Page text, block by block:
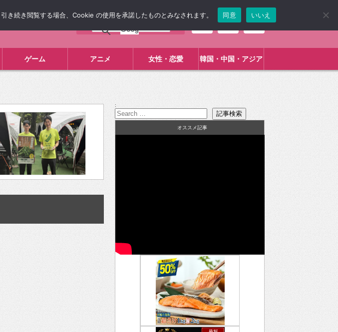
ゲーム アニメ 女性・恋愛 韓国・中国・アジア
:
オススメ記事
続き閲覧する場合、Cookie の使用を承諾したものとみなされます。 同意 いいえ